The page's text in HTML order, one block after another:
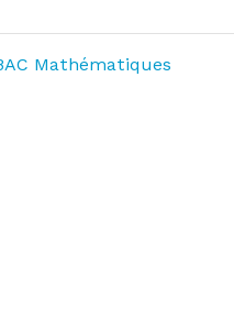
Mathématiques